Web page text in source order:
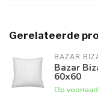
Gerelateerde
BAZAR
Bazar
60x60
Op voorraad